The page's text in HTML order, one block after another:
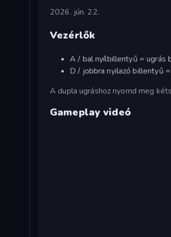
2026. jún. 22.
Vezérlők
A / bal nyílbillentyű = ugrás
D / jobbra nyilazó billentyű
A dupla ugráshoz nyomd meg
Gameplay videó